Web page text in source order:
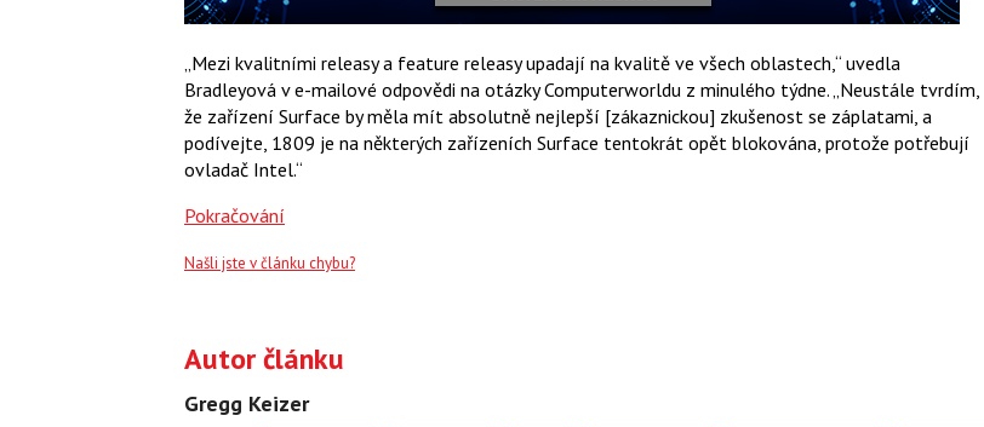
„Mezi kvalitními releasy a feature releasy upadají na kvalitě ve všech oblastech,“ uvedla
Bradleyová v e-mailové odpovědi na otázky Computerworldu z minulého týdne. „Neustále tvrdím,
že zařízení Surface by měla mít absolutně nejlepší [zákaznickou] zkušenost se záplatami, a
podívejte, 1809 je na některých zařízeních Surface tentokrát opět blokována, protože potřebují
ovladač Intel.“
Pokračování
Našli jste v článku chybu?
Autor článku
Gregg Keizer